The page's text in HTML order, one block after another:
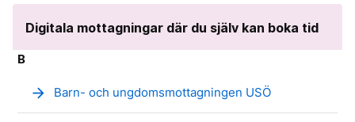
Digitala mottagningar där du själv kan boka tid
B
arrow_forward Barn- och ungdomsmottagningen USÖ